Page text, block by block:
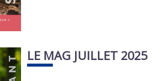
LE MAG JUILLET 2025